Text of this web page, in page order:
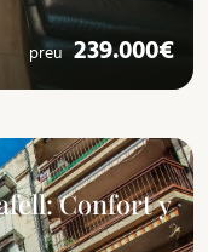
preu239.000€
Confort y